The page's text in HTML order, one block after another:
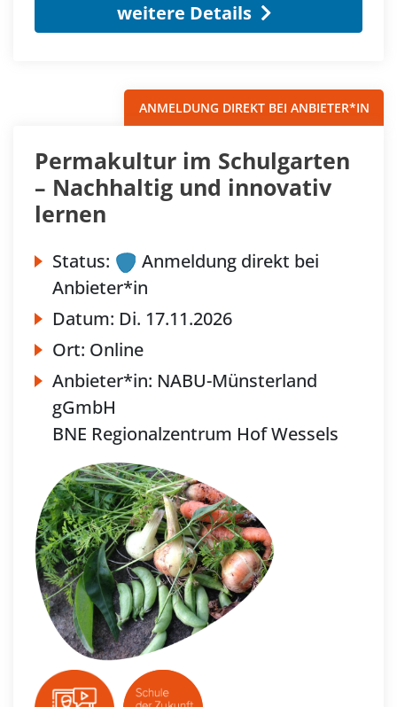
weitere Details
ANMELDUNG DIREKT BEI ANBIETER*IN
Permakultur im Schulgarten
– Nachhaltig und innovativ
lernen
Status:
Anmeldung direkt bei
Anbieter*in
Datum: Di. 17.11.2026
Ort: Online
Anbieter*in: NABU-Münsterland
gGmbH
BNE Regionalzentrum Hof Wessels